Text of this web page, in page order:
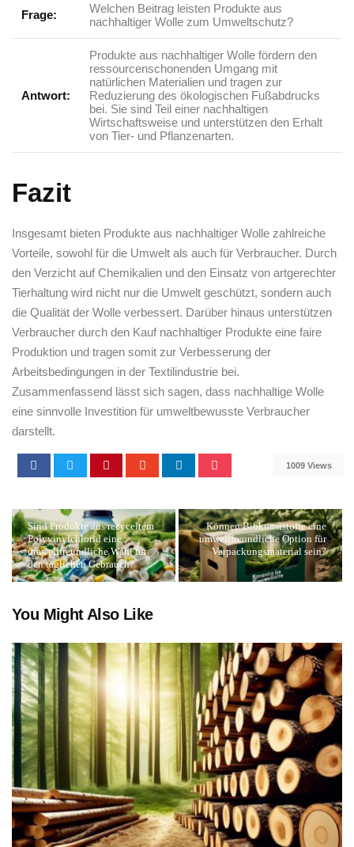
Frage:
Welchen​ Beitrag leisten Produkte aus
nachhaltiger ⁤Wolle zum‍ Umweltschutz?
Antwort:
Produkte aus nachhaltiger Wolle ⁢fördern​ den​
ressourcenschonenden Umgang mit
⁣natürlichen Materialien ⁢und tragen ⁤zur
Reduzierung ⁤des​ ökologischen Fußabdrucks
bei. ⁤Sie‌ sind ⁤Teil einer nachhaltigen
Wirtschaftsweise‌ und unterstützen den Erhalt
von Tier- und Pflanzenarten.
Fazit
Insgesamt⁢ bieten Produkte ⁢aus nachhaltiger ​Wolle zahlreiche
‍Vorteile,​ sowohl für die ​Umwelt als auch ‌für Verbraucher. Durch
​den Verzicht auf Chemikalien ‌und den Einsatz​ von artgerechter
‌Tierhaltung wird nicht⁣ nur die Umwelt geschützt, sondern‌ auch
die‌ Qualität der Wolle verbessert. Darüber hinaus unterstützen‍
Verbraucher durch den Kauf nachhaltiger Produkte eine faire
Produktion und tragen somit⁢ zur Verbesserung der
Arbeitsbedingungen in der‍ Textilindustrie bei.
Zusammenfassend lässt sich sagen, dass nachhaltige Wolle
eine ‌sinnvolle ‍Investition für umweltbewusste Verbraucher‍
darstellt.
1009 Views
Sind Produkte aus recyceltem
Polyvinylchlorid eine
umweltfreundliche Wahl für
den täglichen Gebrauch?
Können Biokunststoffe eine
umweltfreundliche Option für
Verpackungsmaterial sein?
You Might Also Like